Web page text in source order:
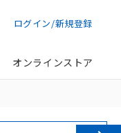
ログイン/新規登録
オンラインストア